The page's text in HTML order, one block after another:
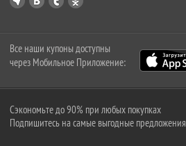
Все наши купоны доступны
через Мобильное Приложение:
Сэкономьте до 90% при любых покупках
Подпишитесь на самые выгодные предложения